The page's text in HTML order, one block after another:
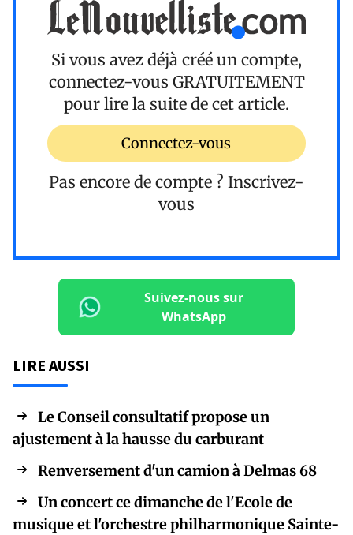
Si vous avez déjà créé un compte,
connectez-vous GRATUITEMENT
pour lire la suite de cet article.
Connectez-vous
Pas encore de compte ? Inscrivez-
vous
Suivez-nous sur
WhatsApp
LIRE AUSSI
Le Conseil consultatif propose un
ajustement à la hausse du carburant
Renversement d'un camion à Delmas 68
Un concert ce dimanche de l'Ecole de
musique et l'orchestre philharmonique Sainte-